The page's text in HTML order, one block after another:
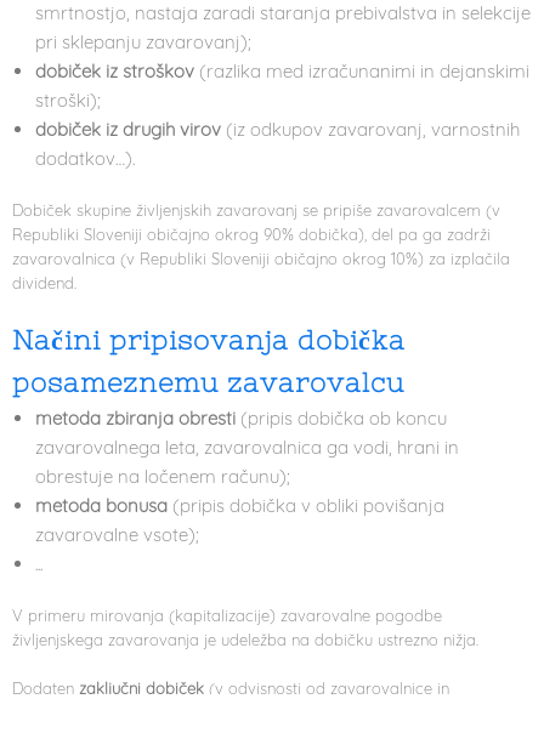
smrtnostjo, nastaja zaradi staranja prebivalstva in selekcije
pri sklepanju zavarovanj);
dobiček iz stroškov (razlika med izračunanimi in dejanskimi
stroški);
dobiček iz drugih virov (iz odkupov zavarovanj, varnostnih
dodatkov…).
Dobiček skupine življenjskih zavarovanj se pripiše zavarovalcem (v
Republiki Sloveniji običajno okrog 90% dobička), del pa ga zadrži
zavarovalnica (v Republiki Sloveniji običajno okrog 10%) za izplačila
dividend.
Načini pripisovanja dobička
posameznemu zavarovalcu
metoda zbiranja obresti (pripis dobička ob koncu
zavarovalnega leta, zavarovalnica ga vodi, hrani in
obrestuje na ločenem računu);
metoda bonusa (pripis dobička v obliki povišanja
zavarovalne vsote);
...
V primeru mirovanja (kapitalizacije) zavarovalne pogodbe
življenjskega zavarovanja je udeležba na dobičku ustrezno nižja.
Dodaten zaključni dobiček (v odvisnosti od zavarovalnice in